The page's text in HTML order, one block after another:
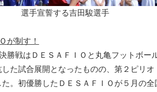
手宣誓する吉田駿選手
が制す！
勝戦はＤＥＳＡＦＩＯと丸亀フットボー
た試合展開となったものの、第２ピリ
。初優勝したＤＥＳＡＦＩＯが５月の